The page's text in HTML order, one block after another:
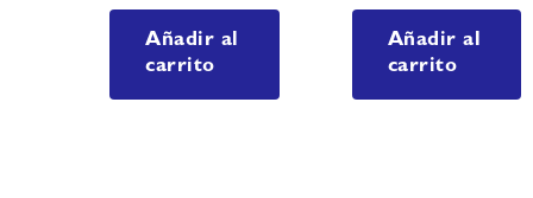
Añadir al
carrito
Añadir al
carrito